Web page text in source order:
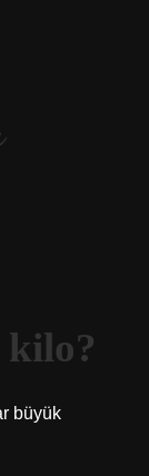
büyük